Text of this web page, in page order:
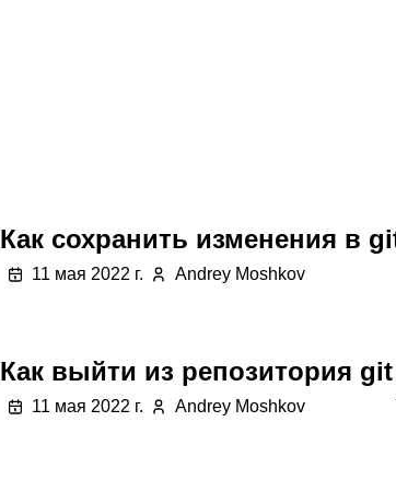
Как сохранить изменения в
11 мая 2022 г. Andrey Moshkov
Как выйти из репозитория git
11 мая 2022 г. Andrey Moshkov